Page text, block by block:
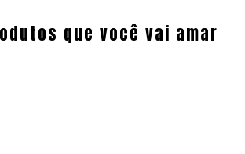
que você vai amar